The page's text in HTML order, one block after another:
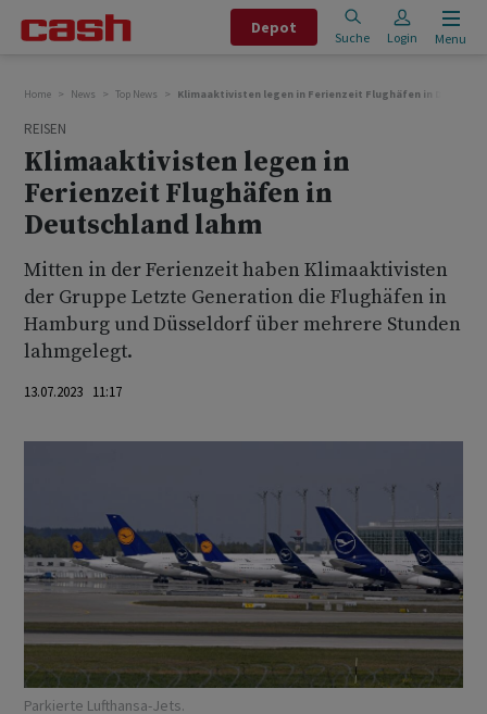
Depot
Suche Login Menu
Home News Top News Klimaaktivisten legen in Ferienzeit Flughäfen in
REISEN
Klimaaktivisten legen in
Ferienzeit Flughäfen in
Deutschland lahm
Mitten in der Ferienzeit haben Klimaaktivisten
der Gruppe Letzte Generation die Flughäfen in
Hamburg und Düsseldorf über mehrere Stunden
lahmgelegt.
13.07.2023 11:17
Parkierte Lufthansa-Jets.